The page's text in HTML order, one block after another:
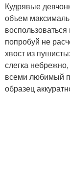
Кудрявые
объем
попробуй не
хвост из
слегка
всеми любимый
образец